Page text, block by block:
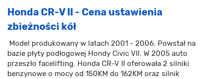
Honda CR-V II - Cena ustawienia
zbieżności kół
Model produkowany w latach 2001 - 2006. Powstał na
bazie płyty podłogowej Hondy Civic VII. W 2005 auto
przeszło facelifting. Honda CR-V II oferowała 2 silniki
benzynowe o mocy od 150KM do 162KM oraz silnik